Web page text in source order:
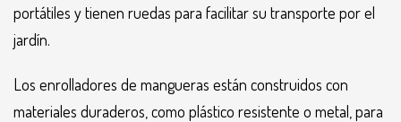
portátiles y tienen ruedas para facilitar su transporte por el
jardín.
Los enrolladores de mangueras están construidos con
materiales duraderos, como plástico resistente o metal, para